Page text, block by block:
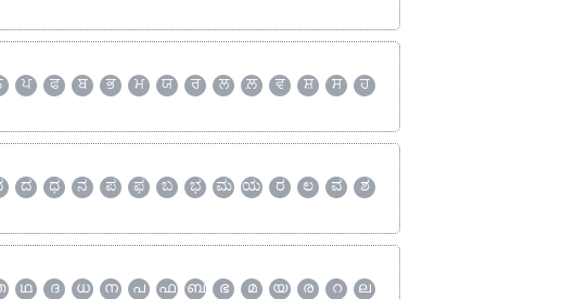
ਪ ਫ ਬ ਭ ਮ ਯ ਰ ਲ ਲ਼ ਵ ਸ਼ ਸ
ਹ
ದ ಧ ನ ಪ ಫ ಬ ಭ ಮ ಯ ರ ಲ ವ
ಶ
ഥ ദ ധ ന പ ഫ ബ ഭ മ യ ര റ
ല